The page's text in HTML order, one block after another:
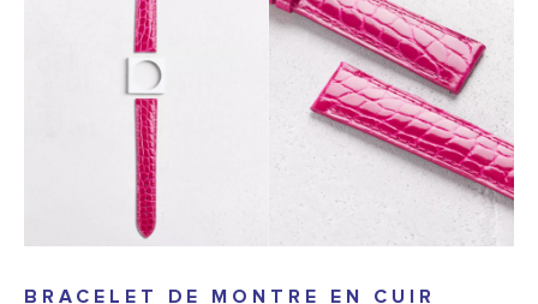
BRACELET DE MONTRE EN CUIR